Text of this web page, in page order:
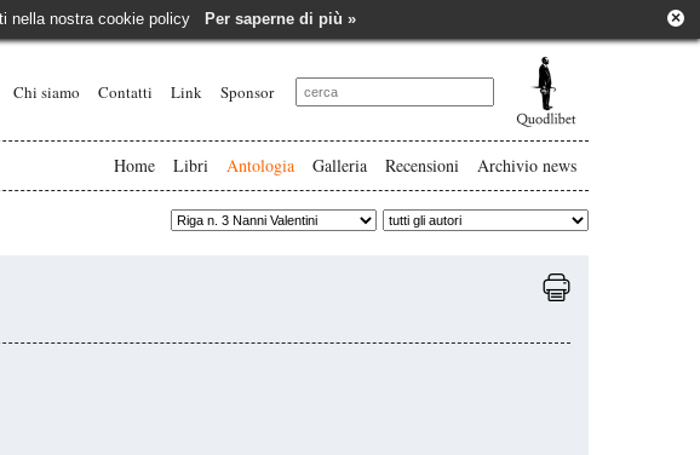
nella nostra cookie policy Per saperne di più » ×
Chi siamo Contatti Link Sponsor
Home Libri Antologia Galleria Recensioni Archivio news